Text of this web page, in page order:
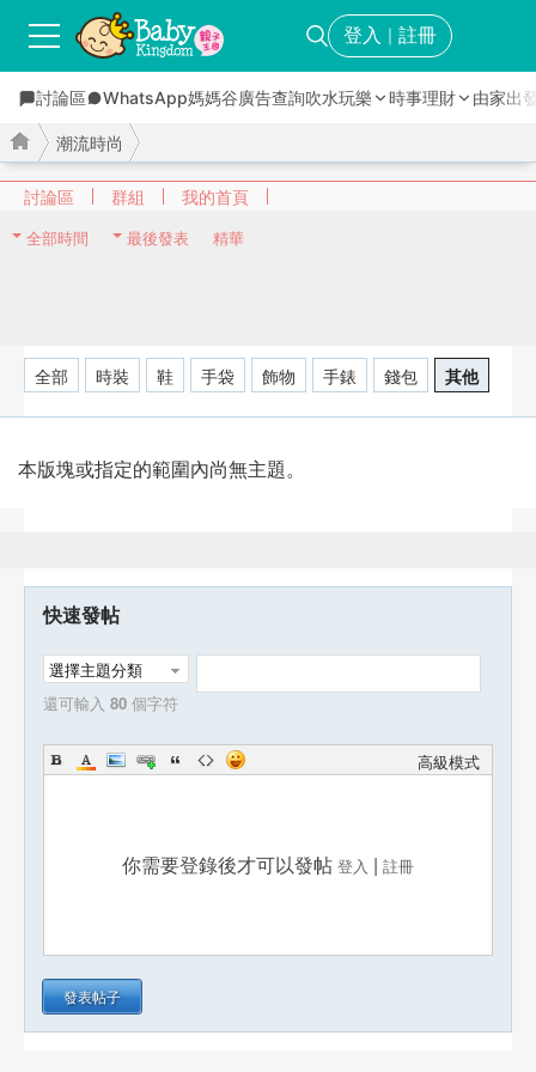
登入 ｜ 註冊
討論區 WhatsApp媽媽谷廣告查詢吹水玩樂 時事理財 由家出
討論區 群組 我的首頁
潮流時尚
全部時間 最後發表 精華
全部 時裝 鞋 手袋 飾物 手錶 錢包 其他
本版塊或指定的範圍內尚無主題。
快速發帖
選擇主題分類
還可輸入 80 個字符
高級模式
你需要登錄後才可以發帖 登入 | 註冊
發表帖子